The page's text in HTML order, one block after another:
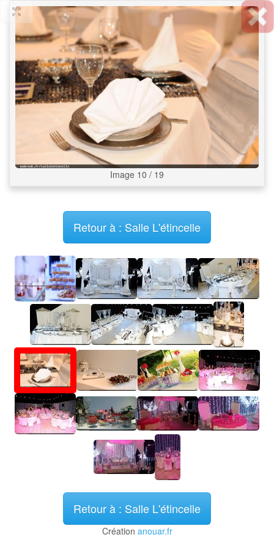
Image 10 / 19
Retour à : Salle L'étincelle
Retour à : Salle L'étincelle
Création anouar.fr